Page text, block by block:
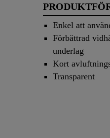
Enkel att
Förbättrad
underlag
Kort
Transparent